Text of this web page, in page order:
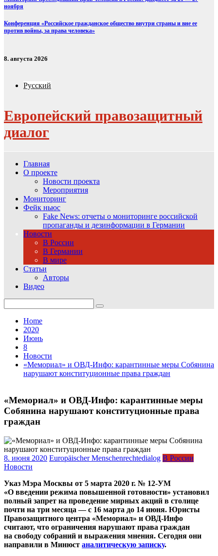
ноября
Конференция «Российское гражданское общество внутри страны и вне ее
против войны, за права человека»
8. августа 2026
Русский
Европейский правозащитный
диалог
Главная
О проекте
Новости проекта
Мероприятия
Мониторинг
Фейк ньюс
Fake News: отчеты о мониторинге российской
пропаганды и дезинформации в Германии
Новости
В России
В Германии
В мире
Статьи
Авторы
Видео
for:
Home
2020
Июнь
8
Новости
«Мемориал» и ОВД-Инфо: карантинные меры Собянина
нарушают конституционные права граждан
«Мемориал» и ОВД-Инфо: карантинные меры
Собянина нарушают конституционные права
граждан
8. июня 2020 Europäischer Menschenrechtedialog В России
Новости
Указ Мэра Москвы от 5 марта 2020 г. № 12-УМ
«О введении режима повышенной готовности» установил
полный запрет на проведение мирных акций в столице
почти на три месяца — с 16 марта до 14 июня. Юристы
Правозащитного центра «Мемориал» и ОВД-Инфо
считают, что ограничения нарушают права граждан
на свободу собраний и выражения мнения. Сегодня они
направили в Минюст аналитическую записку.